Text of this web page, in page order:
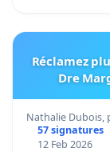
Réclamez
Dre
Nathalie Dubois,
57 signatures
12 Feb 2026